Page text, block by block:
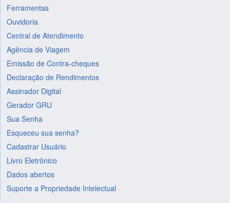
Ferramentas
Ouvidoria
Central de Atendimento
Agência de Viagem
Emissão de Contra-cheques
Declaração de Rendimentos
Assinador Digital
Gerador GRU
Sua Senha
Esqueceu sua senha?
Cadastrar Usuário
Livro Eletrônico
Dados abertos
Suporte a Propriedade Intelectual